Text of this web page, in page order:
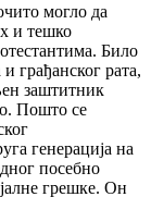
могло да
и тешко
Било
грађанског рата,
заштитник
Пошто се
генерација на
посебно
грешке. Он